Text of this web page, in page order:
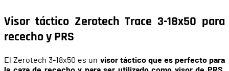
Visor táctico Zerotech Trace 3-18x50 para
rececho y PRS
El Zerotech 3-18x50 es un visor táctico que es perfecto para
la caza de rececho y para ser utilizado como visor de PRS,